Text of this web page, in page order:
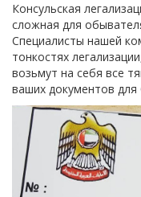
Консульская
сложная для
Специалисты нашей
тонкостях
возьмут на себя все
ваших документов